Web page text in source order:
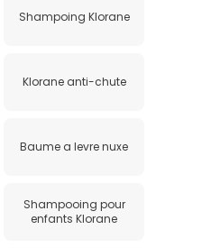
Shampoing Klorane
Klorane anti-chute
Baume a levre nuxe
Shampooing pour
enfants Klorane